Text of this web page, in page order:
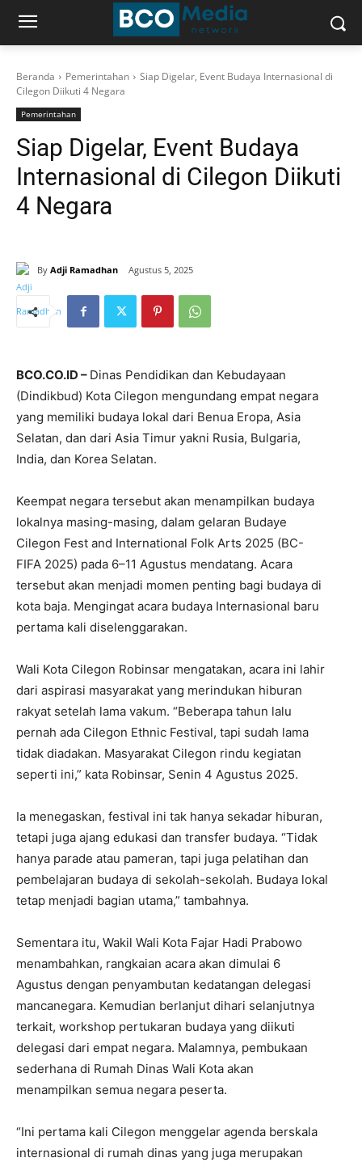
Beranda Pemerintahan
Siap Digelar, Event Budaya Internasional di
Cilegon Diikuti 4 Negara
Pemerintahan
Siap Digelar, Event Budaya
Internasional di Cilegon Diikuti
4 Negara
By Adji Ramadhan Agustus 5, 2025
BCO.CO.ID – Dinas Pendidikan dan Kebudayaan
(Dindikbud) Kota Cilegon mengundang empat negara
yang memiliki budaya lokal dari Benua Eropa, Asia
Selatan, dan dari Asia Timur yakni Rusia, Bulgaria,
India, dan Korea Selatan.
Keempat negara tersebut akan menampilkan budaya
lokalnya masing-masing, dalam gelaran Budaye
Cilegon Fest and International Folk Arts 2025 (BC-
FIFA 2025) pada 6–11 Agustus mendatang. Acara
tersebut akan menjadi momen penting bagi budaya di
kota baja. Mengingat acara budaya Internasional baru
pertama kali diselenggarakan.
Wali Kota Cilegon Robinsar mengatakan, acara ini lahir
dari aspirasi masyarakat yang merindukan hiburan
rakyat setelah lama vakum. “Beberapa tahun lalu
pernah ada Cilegon Ethnic Festival, tapi sudah lama
tidak diadakan. Masyarakat Cilegon rindu kegiatan
seperti ini,” kata Robinsar, Senin 4 Agustus 2025.
Ia menegaskan, festival ini tak hanya sekadar hiburan,
tetapi juga ajang edukasi dan transfer budaya. “Tidak
hanya parade atau pameran, tapi juga pelatihan dan
pembelajaran budaya di sekolah-sekolah. Budaya lokal
tetap menjadi bagian utama,” tambahnya.
Sementara itu, Wakil Wali Kota Fajar Hadi Prabowo
menambahkan, rangkaian acara akan dimulai 6
Agustus dengan penyambutan kedatangan delegasi
mancanegara. Kemudian berlanjut dihari selanjutnya
terkait, workshop pertukaran budaya yang diikuti
delegasi dari empat negara. Malamnya, pembukaan
sederhana di Rumah Dinas Wali Kota akan
menampilkan semua negara peserta.
“Ini pertama kali Cilegon menggelar agenda berskala
internasional di rumah dinas yang juga merupakan